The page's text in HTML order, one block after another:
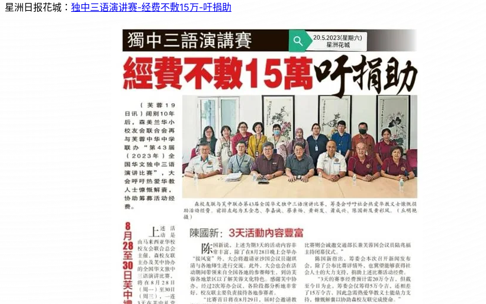
星洲日报花城： 独中三语演讲赛-经费不敷15万-吁捐助